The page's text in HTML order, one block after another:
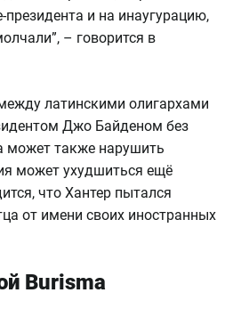
и на инаугурацию,
– говорится в
латинскими олигархами
Джо Байденом без
также нарушить
может ухудшиться ещё
что Хантер пытался
от имени своих иностранных
Burisma